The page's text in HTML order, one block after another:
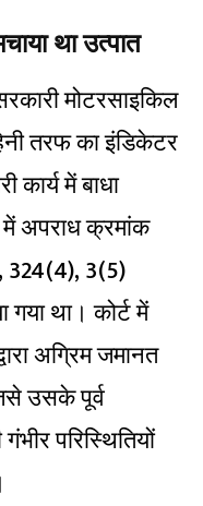
था उत्पात
मोटरसाइकिल
तरफ का इंडिकेटर
कार्य में बाधा
अपराध क्रमांक
324(4), 3(5)
गया था। कोर्ट में
अग्रिम जमानत
उसके पूर्व
परिस्थितियों